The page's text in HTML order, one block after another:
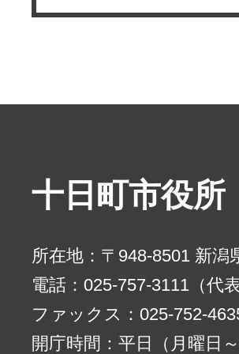
十日町市役所
所在地：〒948-8501 新
電話：025-757-3111（代表
ファックス：025-752-
開庁時間：平日（月曜日